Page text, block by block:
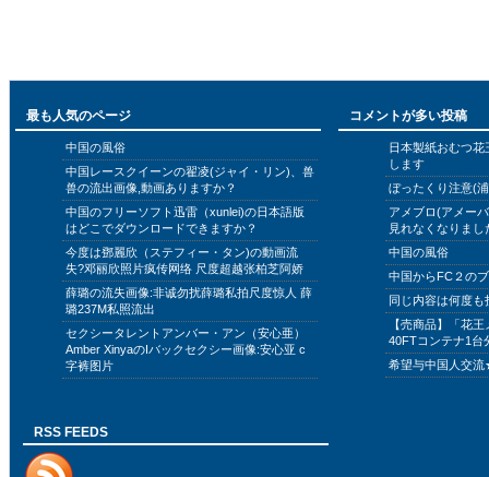
最も人気のページ
中国の風俗
中国レースクイーンの翟凌(ジャイ・リン)、兽
兽の流出画像,動画ありますか？
中国のフリーソフト迅雷（xunlei)の日本語版
はどこでダウンロードできますか？
今度は鄧麗欣（ステフィー・タン)の動画流
失?邓丽欣照片疯传网络 尺度超越张柏芝阿娇
薛璐の流失画像:非诚勿扰薛璐私拍尺度惊人 薛
璐237M私照流出
セクシータレントアンバー・アン（安心亜）
Amber XinyaのIバックセクシー画像:安心亚 c
字裤图片
コメントが多い投稿
日本製紙おむつ
します
ぼったくり注意(
アメブロ(アメー
見れなくなりまし
中国の風俗
中国からFC２の
同じ内容は何度
【売商品】「花
40FTコンテナ1台
希望与中国人交
RSS FEEDS